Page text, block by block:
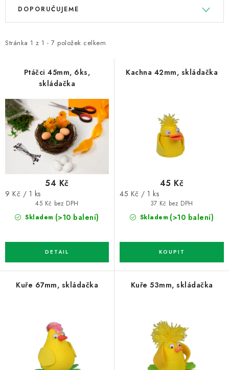
i
o
d
u
ů
Stránka 1 z 1 - 7 položek celkem
e
r
o
d
t
ů
DOPORUČUJEME
Ptáčci 45mm, 6ks,
skládačka
Skladem (>10 balení)
45 Kč bez DPH
54 Kč
Měrná
9 Kč / 1 ks
Kachna 42mm, skládačka
Skladem (>10 balení)
37 Kč bez DPH
45 Kč
Měrná
45 Kč / 1 ks
Kuře 67mm, skládačka Kuře 53mm, skládačka